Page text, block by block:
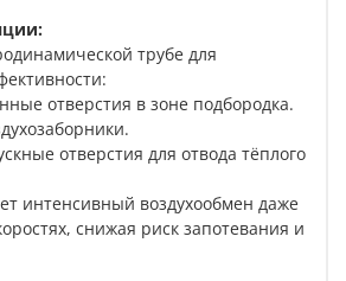
трубе для
отверстия в зоне подбородка.
отверстия для отвода тёплого
интенсивный воздухообмен даже
снижая риск запотевания и